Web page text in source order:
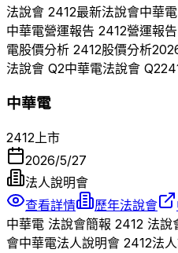
法說會 2412最新法說會中華電
中華電營運報告 2412營運報
電股價分析 2412股價分析
法說會 Q2中華電法說會 Q2
中華電
2412上市
2026/5/27
法人說明會
查看詳情
歷年法說會
中華電 法說會簡報 2412 法說
會中華電法人說明會 2412法